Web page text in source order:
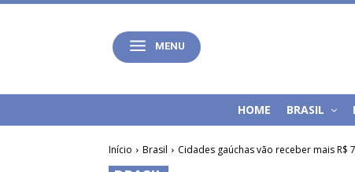
MENU
HOME BRASIL
Início Brasil Cidades gaúchas vão receber mais R$